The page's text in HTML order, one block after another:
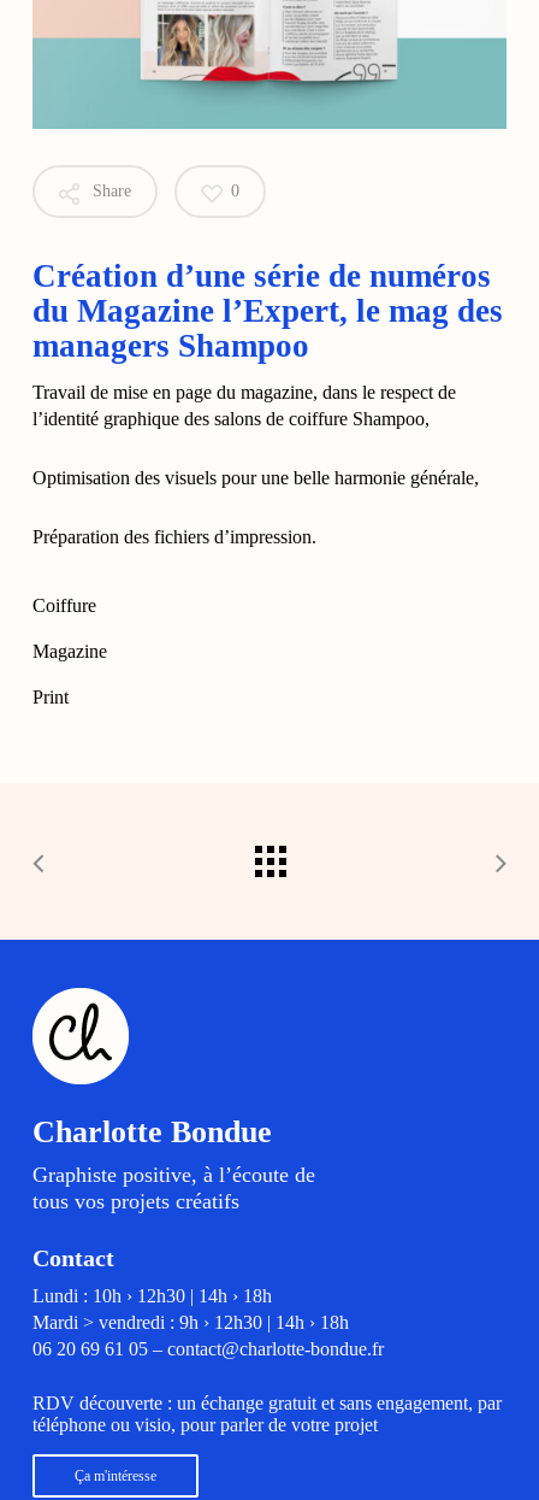
Share 0
Création d’une série de numéros
du Magazine l’Expert, le mag des
managers Shampoo
Travail de mise en page du magazine, dans le respect de
l’identité graphique des salons de coiffure Shampoo,
Optimisation des visuels pour une belle harmonie générale,
Préparation des fichiers d’impression.
Coiffure
Magazine
Print
Charlotte Bondue
Graphiste positive, à l’écoute de
tous vos projets créatifs
Contact
Lundi : 10h › 12h30 | 14h › 18h
Mardi > vendredi : 9h › 12h30 | 14h › 18h
06 20 69 61 05– contact@charlotte-bondue.fr
RDV découverte : un échange gratuit et sans engagement, par
téléphone ou visio, pour parler de votre projet
Ça m'intéresse